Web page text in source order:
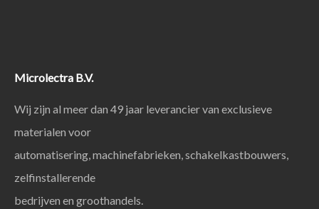
Microlectra B.V.
Wij zijn al meer dan 49 jaar leverancier van exclusieve
materialen voor
automatisering, machinefabrieken, schakelkastbouwers,
zelfinstallerende
bedrijven en groothandels.